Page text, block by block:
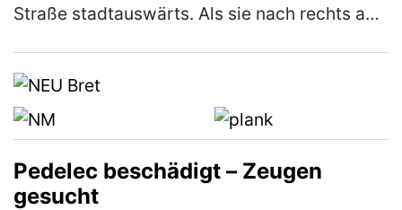
Straße stadtauswärts. Als sie nach rechts auf
Pedelec beschädigt – Zeugen
gesucht